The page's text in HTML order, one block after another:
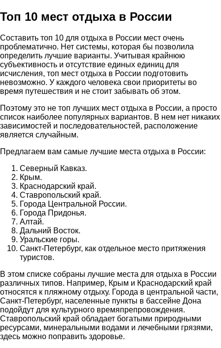
Топ 10 мест отдыха в России
Составить топ 10 для отдыха в России мест очень
проблематично. Нет системы, которая бы позволила
определить лучшие варианты. Учитывая крайнюю
субъективность и отсутствие единых единиц для
исчисления, топ мест отдыха в России подготовить
невозможно. У каждого человека свои приоритеты во
время путешествия и не стоит забывать об этом.
Поэтому это не топ лучших мест отдыха в России, а просто
список наиболее популярных вариантов. В нем нет никаких
зависимостей и последовательностей, расположение
является случайным.
Предлагаем вам самые лучшие места отдыха в России:
Северный Кавказ.
Крым.
Краснодарский край.
Ставропольский край.
Города Центральной России.
Города Придонья.
Алтай.
Дальний Восток.
Уральские горы.
Санкт-Петербург, как отдельное место притяжения
туристов.
В этом списке собраны лучшие места для отдыха в России
различных типов. Например, Крым и Краснодарский край
относятся к пляжному отдыху. Города в центральной части,
Санкт-Петербург, населенные пункты в бассейне Дона
подойдут для культурного времяпрепровождения.
Ставропольский край обладает богатыми природными
ресурсами, минеральными водами и лечебными грязями,
здесь можно поправить здоровье.